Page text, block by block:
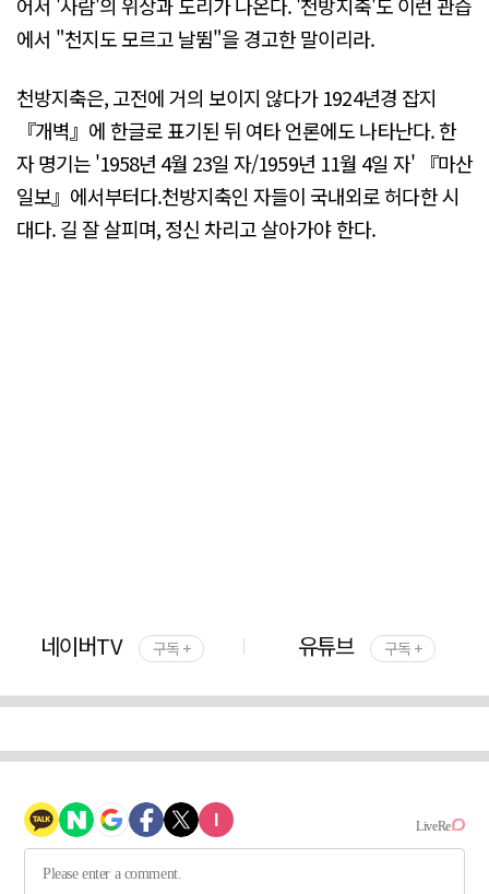
어서 '사람'의 위상과 도리가 나온다. '천방지축'도 이런 관습
에서 "천지도 모르고 날뜀"을 경고한 말이리라.
천방지축은, 고전에 거의 보이지 않다가 1924년경 잡지
『개벽』에 한글로 표기된 뒤 여타 언론에도 나타난다. 한
자 명기는 '1958년 4월 23일 자/1959년 11월 4일 자' 『마산
일보』에서부터다.천방지축인 자들이 국내외로 허다한 시
대다. 길 잘 살피며, 정신 차리고 살아가야 한다.
네이버TV 구독 + 유튜브 구독 +